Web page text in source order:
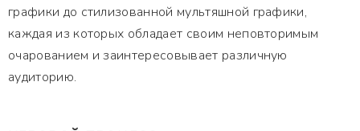
графики до стилизованной мультяшной графики,
каждая из которых обладает своим неповторимым
очарованием и заинтересовывает различную
аудиторию.